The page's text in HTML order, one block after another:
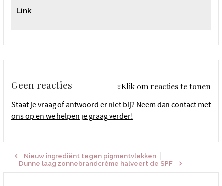
Link
Geen reacties ↓Klik om reacties te tonen
Staat je vraag of antwoord er niet bij? Neem dan contact met
ons op en we helpen je graag verder!
Nieuw ingrediënt tegen pigmentvlekken
Dunne laag zonnebrandcrème halveert de SPF